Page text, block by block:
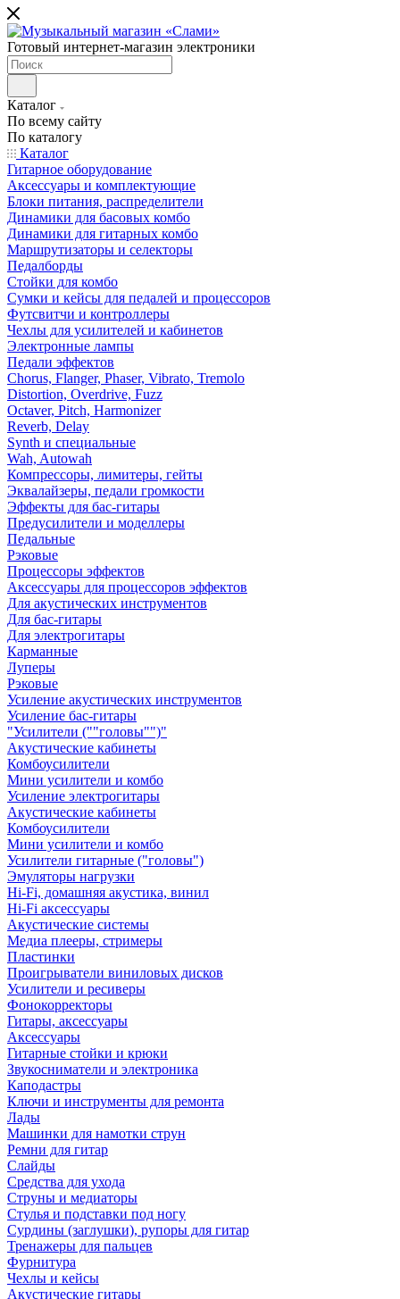
Готовый интернет-магазин электроники
Каталог
По всему сайту
По каталогу
Каталог
Гитарное оборудование
Аксессуары и комплектующие
Блоки питания, распределители
Динамики для басовых комбо
Динамики для гитарных комбо
Маршрутизаторы и селекторы
Педалборды
Стойки для комбо
Сумки и кейсы для педалей и процессоров
Футсвитчи и контроллеры
Чехлы для усилителей и кабинетов
Электронные лампы
Педали эффектов
Chorus, Flanger, Phaser, Vibrato, Tremolo
Distortion, Overdrive, Fuzz
Octaver, Pitch, Harmonizer
Reverb, Delay
Synth и специальные
Wah, Autowah
Компрессоры, лимитеры, гейты
Эквалайзеры, педали громкости
Эффекты для бас-гитары
Предусилители и моделлеры
Педальные
Рэковые
Процессоры эффектов
Аксессуары для процессоров эффектов
Для акустических инструментов
Для бас-гитары
Для электрогитары
Карманные
Луперы
Рэковые
Усиление акустических инструментов
Усиление бас-гитары
"Усилители (""головы"")"
Акустические кабинеты
Комбоусилители
Мини усилители и комбо
Усиление электрогитары
Акустические кабинеты
Комбоусилители
Мини усилители и комбо
Усилители гитарные ("головы")
Эмуляторы нагрузки
Hi-Fi, домашняя акустика, винил
Hi-Fi аксессуары
Акустические системы
Медиа плееры, стримеры
Пластинки
Проигрыватели виниловых дисков
Усилители и ресиверы
Фонокорректоры
Гитары, аксессуары
Аксессуары
Гитарные стойки и крюки
Звукосниматели и электроника
Каподастры
Ключи и инструменты для ремонта
Лады
Машинки для намотки струн
Ремни для гитар
Слайды
Средства для ухода
Струны и медиаторы
Стулья и подставки под ногу
Сурдины (заглушки), рупоры для гитар
Тренажеры для пальцев
Фурнитура
Чехлы и кейсы
Акустические гитары